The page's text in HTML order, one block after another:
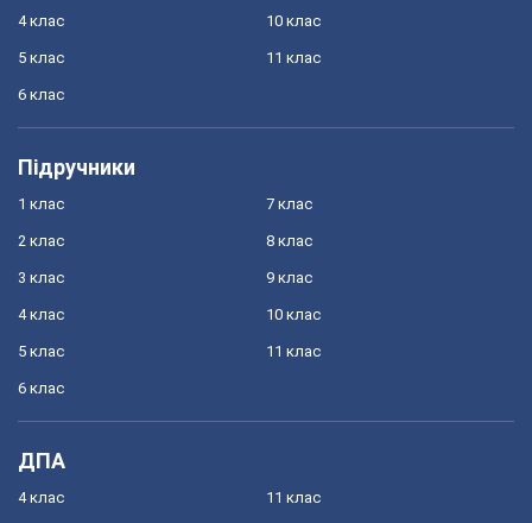
4 клас
5 клас
6 клас
10 клас
11 клас
Підручники
1 клас
2 клас
3 клас
4 клас
5 клас
6 клас
7 клас
8 клас
9 клас
10 клас
11 клас
ДПА
4 клас 11 клас